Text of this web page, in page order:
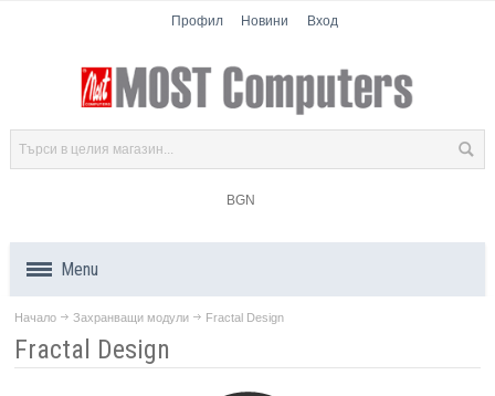
Профил Новини Вход
BGN
Menu
Продукти
Начало Захранващи модули Fractal Design
Fractal Design